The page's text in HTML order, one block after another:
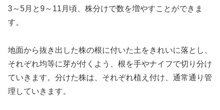
3～5月と9～11月頃、株分けで数を増やすことができま
す。
地面から抜き出した株の根に付いた土をきれいに落とし、
それぞれ均等に芽が付くよう、根を手やナイフで切り分け
ていきます。分けた株は、それぞれ植え付け、通常通り管
理していきます。